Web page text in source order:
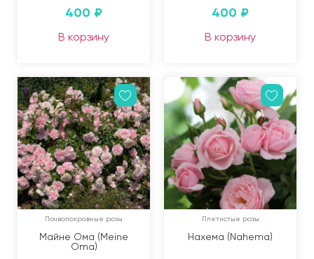
400 ₽
В корзину
400 ₽
В корзину
Почвопокровные розы
Майне Ома (Meine
Oma)
Плетистые розы
Нахема (Nahema)